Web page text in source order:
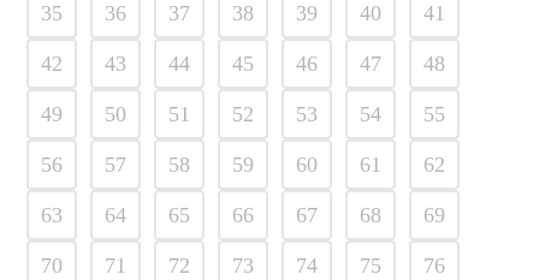
35 36 37 38 39 40 41
42 43 44 45 46 47 48
49 50 51 52 53 54 55
56 57 58 59 60 61 62
63 64 65 66 67 68 69
70 71 72 73 74 75 76